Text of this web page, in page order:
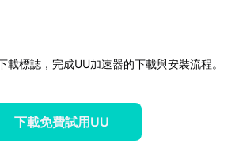
載標誌，完成UU加速器的下載與安裝流程。
下載免費試用UU